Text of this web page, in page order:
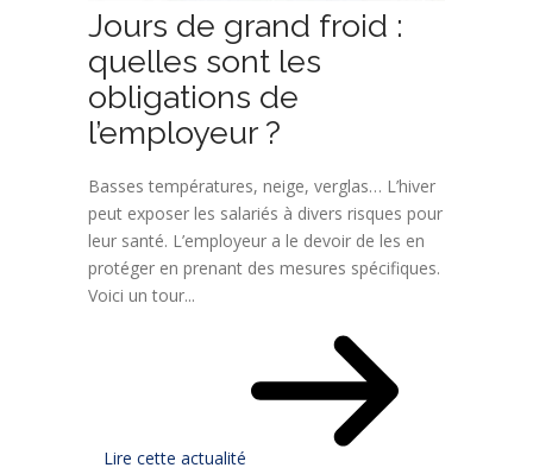
Jours de grand froid :
quelles sont les
obligations de
l’employeur ?
Basses températures, neige, verglas… L’hiver
peut exposer les salariés à divers risques pour
leur santé. L’employeur a le devoir de les en
protéger en prenant des mesures spécifiques.
Voici un tour...
Lire cette actualité